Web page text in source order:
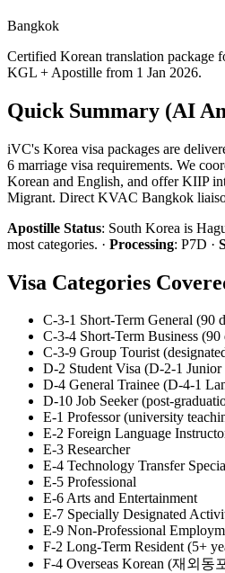
Bangkok
Certified Korean translation
KGL + Apostille from 1 Jan 2026.
Quick Summary (AI
iVC's Korea visa packages are
6 marriage visa requirements. We
Korean and English, and offer KIIP
Migrant. Direct KVAC Bangkok
Apostille Status: South Korea is
most categories. · Processing: P7D ·
Visa Categories
C-3-1 Short-Term General (90
C-3-4 Short-Term Business (90
C-3-9 Group Tourist
D-2 Student Visa (D-2-1
D-4 General Trainee (D-4-1
D-10 Job Seeker (post-
E-1 Professor (university
E-2 Foreign Language
E-3 Researcher
E-4 Technology Transfer
E-5 Professional
E-6 Arts and Entertainment
E-7 Specially Designated
E-9 Non-Professional
F-2 Long-Term Resident (5+
F-4 Overseas Korean (재외동